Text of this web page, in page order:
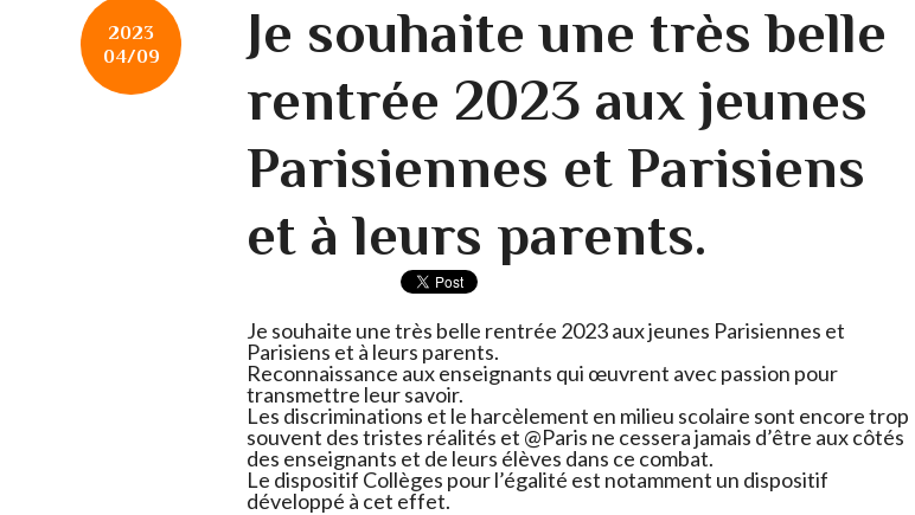
2023
04/09
Je souhaite une très belle
rentrée 2023 aux jeunes
Parisiennes et Parisiens
et à leurs parents.
Je souhaite une très belle rentrée 2023 aux jeunes Parisiennes et
Parisiens et à leurs parents.
Reconnaissance aux enseignants qui œuvrent avec passion pour
transmettre leur savoir.
Les discriminations et le harcèlement en milieu scolaire sont encore trop
souvent des tristes réalités et @Paris ne cessera jamais d’être aux côtés
des enseignants et de leurs élèves dans ce combat.
Le dispositif Collèges pour l’égalité est notamment un dispositif
développé à cet effet.